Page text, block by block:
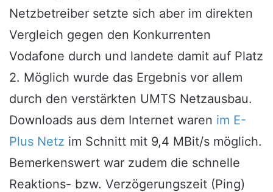
Netzbetreiber setzte sich aber im direkten
Vergleich gegen den Konkurrenten
Vodafone durch und landete damit auf Platz
2. Möglich wurde das Ergebnis vor allem
durch den verstärkten UMTS Netzausbau.
Downloads aus dem Internet waren im E-
Plus Netz im Schnitt mit 9,4 MBit/s möglich.
Bemerkenswert war zudem die schnelle
Reaktions- bzw. Verzögerungszeit (Ping)